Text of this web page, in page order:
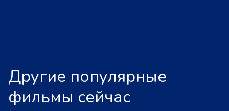
Другие популярные
фильмы сейчас